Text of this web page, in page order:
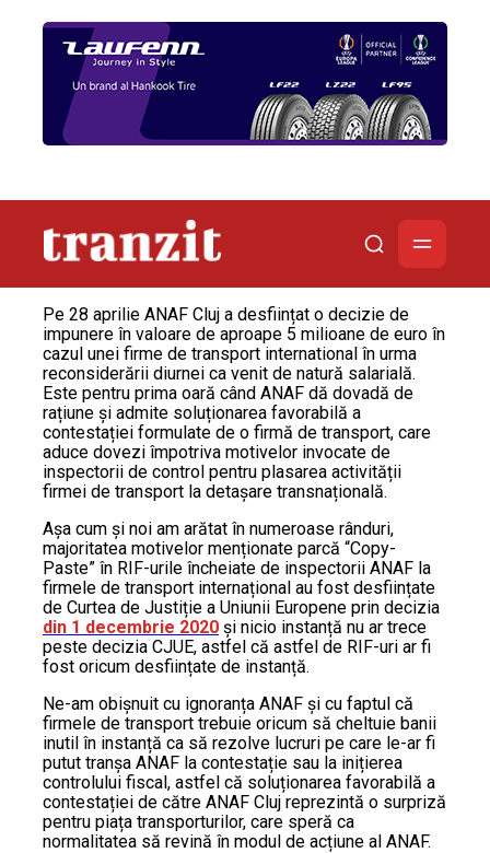
Pe 28 aprilie ANAF Cluj a desființat o decizie de
impunere în valoare de aproape 5 milioane de euro în
cazul unei firme de transport international în urma
reconsiderării diurnei ca venit de natură salarială.
Este pentru prima oară când ANAF dă dovadă de
rațiune și admite soluționarea favorabilă a
contestației formulate de o firmă de transport, care
aduce dovezi împotriva motivelor invocate de
inspectorii de control pentru plasarea activității
firmei de transport la detașare transnațională.
Așa cum și noi am arătat în numeroase rânduri,
majoritatea motivelor menționate parcă “Copy-
Paste” în RIF-urile încheiate de inspectorii ANAF la
firmele de transport internațional au fost desființate
de Curtea de Justiție a Uniunii Europene prin decizia
din 1 decembrie 2020 și nicio instanță nu ar trece
peste decizia CJUE, astfel că astfel de RIF-uri ar fi
fost oricum desființate de instanță.
Ne-am obișnuit cu ignoranța ANAF și cu faptul că
firmele de transport trebuie oricum să cheltuie banii
inutil în instanță ca să rezolve lucruri pe care le-ar fi
putut tranșa ANAF la contestație sau la inițierea
controlului fiscal, astfel că soluționarea favorabilă a
contestației de către ANAF Cluj reprezintă o surpriză
pentru piața transporturilor, care speră ca
normalitatea să revină în modul de acțiune al ANAF.